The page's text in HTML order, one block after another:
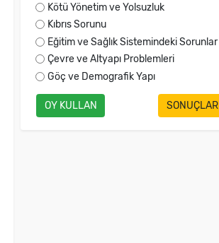
Kötü Yönetim ve Yolsuzluk
Kıbrıs Sorunu
Eğitim ve Sağlık Sistemindeki Sorunlar
Çevre ve Altyapı Problemleri
Göç ve Demografik Yapı
OY KULLAN SONUÇLAR